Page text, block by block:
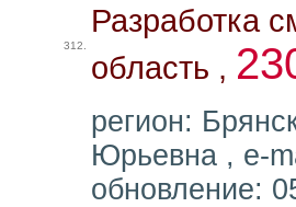
312.
Разработка
область ,
регион:
Юрьевна , e-
обновление: